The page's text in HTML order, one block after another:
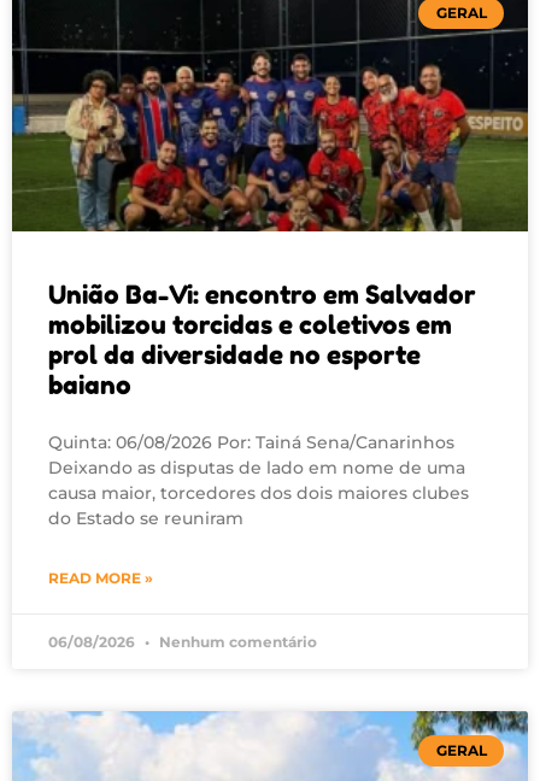
GERAL
União Ba-Vi: encontro em Salvador
mobilizou torcidas e coletivos em
prol da diversidade no esporte
baiano
Quinta: 06/08/2026 Por: Tainá Sena/Canarinhos
Deixando as disputas de lado em nome de uma
causa maior, torcedores dos dois maiores clubes
do Estado se reuniram
READ MORE »
06/08/2026 Nenhum comentário
GERAL